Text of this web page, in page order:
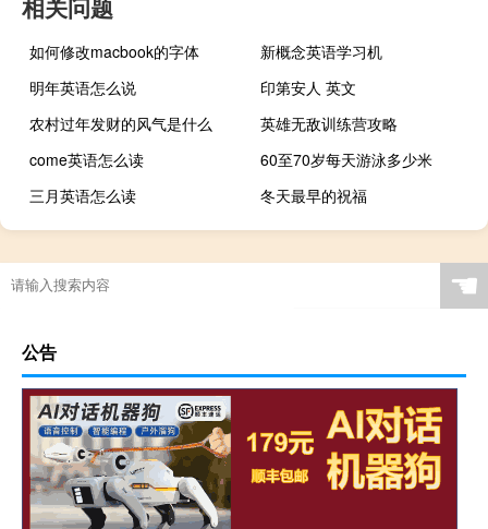
如何修改macbook的字体
新概念英语学习机
明年英语怎么说
印第安人 英文
农村过年发财的风气是什么
英雄无敌训练营攻略
come英语怎么读
60至70岁每天游泳多少米
三月英语怎么读
冬天最早的祝福
☚
公告